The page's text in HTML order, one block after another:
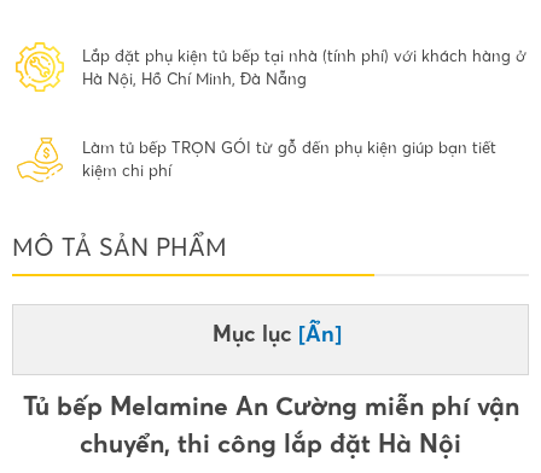
Lắp đặt phụ kiện tủ bếp tại nhà (tính phí) với khách hàng ở
Hà Nội, Hồ Chí Minh, Đà Nẵng
Làm tủ bếp TRỌN GÓI từ gỗ đến phụ kiện giúp bạn tiết
kiệm chi phí
MÔ TẢ SẢN PHẨM
Mục lục [Ẩn]
Tủ bếp Melamine An Cường miễn phí vận
chuyển, thi công lắp đặt Hà Nội